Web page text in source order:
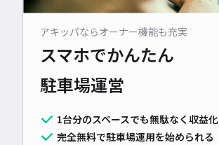
アキッパならオーナー機能も充実
スマホでかんたん
駐車場運営
1台分のスペースでも無駄なく収益化
完全無料で駐車場運用を始められる